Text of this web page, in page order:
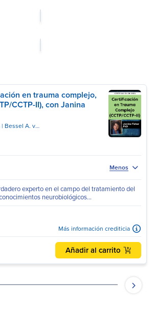
en trauma complejo,
CCTP-II), con Janina
Bessel A. van der Kolk, doctor en Medicina
Menos
experto en el campo del tratamiento del
neurobiológicos...
Más información crediticia
Añadir al carrito